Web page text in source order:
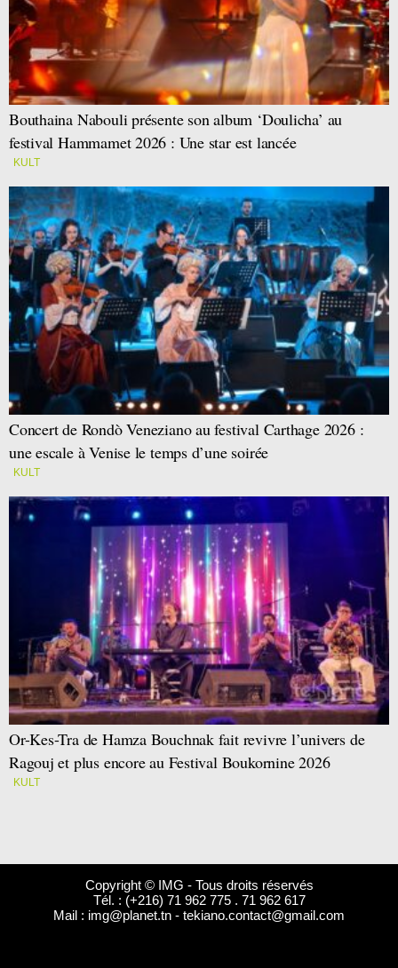
Bouthaina Nabouli présente son album ‘Doulicha’ au
festival Hammamet 2026 : Une star est lancée
KULT
Concert de Rondò Veneziano au festival Carthage 2026 :
une escale à Venise le temps d’une soirée
KULT
Or-Kes-Tra de Hamza Bouchnak fait revivre l’univers de
Ragouj et plus encore au Festival Boukornine 2026
KULT
Copyright © IMG - Tous droits réservés
Tél. : (+216) 71 962 775 . 71 962 617
Mail : img@planet.tn - tekiano.contact@gmail.com